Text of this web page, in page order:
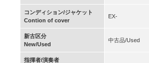
コンディション/ジャケット
Contion of cover
EX-
新古区分
New/Used
中古品/Used
指揮者/演奏者